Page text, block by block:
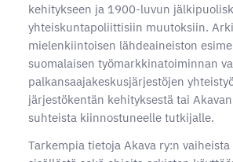
kehitykseen ja 1900-luvun
yhteiskuntapoliittisiin muutoksiin.
mielenkiintoisen lähdeaineiston
suomalaisen työmarkkinatoiminnan
palkansaajakeskusjärjestöjen
järjestökentän kehityksestä tai
suhteista kiinnostuneelle tutkijalle.
Tarkempia tietoja Akava ry:n